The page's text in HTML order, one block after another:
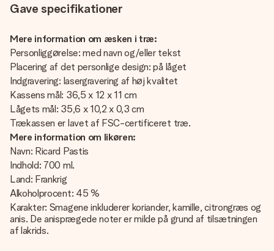
Gave specifikationer
Mere information om æsken i træ:
Personliggørelse: med navn og/eller tekst
Placering af det personlige design: på låget
Indgravering: lasergravering af høj kvalitet
Kassens mål: 36,5 x 12 x 11 cm
Lågets mål: 35,6 x 10,2 x 0,3 cm
Trækassen er lavet af FSC-certificeret træ.
Mere information om likøren:
Navn: Ricard Pastis
Indhold: 700 ml.
Land: Frankrig
Alkoholprocent: 45 %
Karakter: Smagene inkluderer koriander, kamille, citrongræs og
anis. De anisprægede noter er milde på grund af tilsætningen
af lakrids.